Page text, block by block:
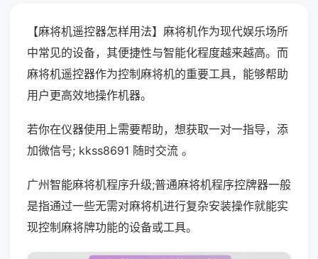
【麻将机遥控器怎样用法】麻将机作为现代娱乐场所
中常见的设备，其便捷性与智能化程度越来越高。而
麻将机遥控器作为控制麻将机的重要工具，能够帮助
用户更高效地操作机器。
若你在仪器使用上需要帮助，想获取一对一指导，添
加微信号; kkss8691 随时交流 。
广州智能麻将机程序升级;普通麻将机程序控牌器一般
是指通过一些无需对麻将机进行复杂安装操作就能实
现控制麻将牌功能的设备或工具。